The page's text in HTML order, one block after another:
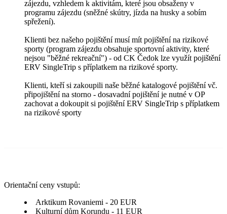
zájezdu, vzhledem k aktivitám, které jsou obsaženy v
programu zájezdu (sněžné skútry, jízda na husky a sobím
spřežení).
Klienti bez našeho pojištění musí mít pojištění na rizikové
sporty (program zájezdu obsahuje sportovní aktivity, které
nejsou "běžné rekreační") - od CK Čedok lze využít pojištění
ERV SingleTrip s příplatkem na rizikové sporty.
Klienti, kteří si zakoupili naše běžné katalogové pojištění vč.
připojištění na storno - dosavadní pojištění je nutné v OP
zachovat a dokoupit si pojištění ERV SingleTrip s příplatkem
na rizikové sporty
Orientační ceny vstupů:
Arktikum Rovaniemi - 20 EUR
Kulturní dům Korundu - 11 EUR